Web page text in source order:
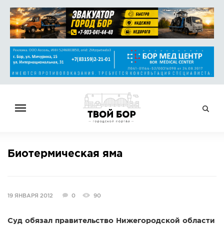
НОВОСТИ
АФИША
Биотермическая яма
19 ЯНВАРЯ 2012 0 90
Суд обязал правительство Нижегородской области